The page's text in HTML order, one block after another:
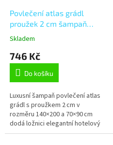
Povlečení atlas grádl
proužek 2 cm šampaň
140x200, 70x90 cm flap
Skladem
746 Kč
Do košíku
Luxusní šampaň povlečení atlas
grádl s proužkem 2 cm v
rozměru 140×200 a 70×90 cm
dodá ložnici elegantní hotelový
vzhled. 100% bavlna s jemným